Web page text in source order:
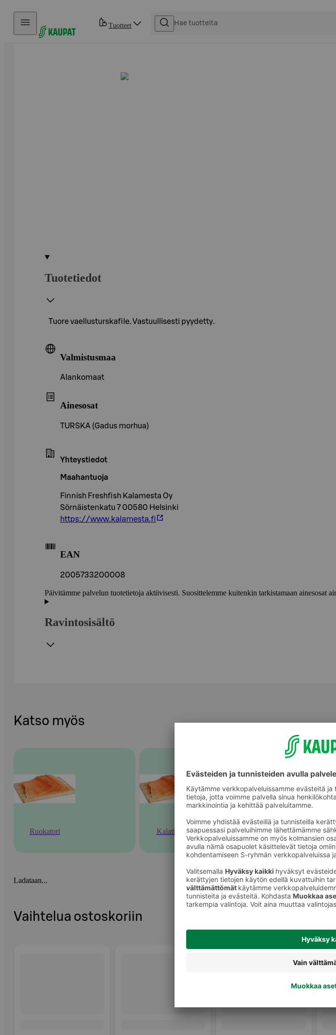
Hyppää sisältöön
Tuotteet
Tuotetiedot
Tuore vaellusturskafile. Vastuullisesti pyydetty.
Valmistusmaa
Alankomaat
Ainesosat
TURSKA (Gadus morhua)
Yhteystiedot
Maahantuoja
Finnish Freshfish Kalamesta Oy
Sörnäistenkatu 7 00580 Helsinki
https://www.kalamesta.fi
EAN
2005733200008
Päivitämme palvelun tuotetietoja aktiivisesti. Suosittelemme kuitenkin tarkistamaan ainesosat
Ravintosisältö
Katso myös
Ruokatori Kalatiski Muu tuore kala
Ladataan...
Vaihtelua ostoskoriin